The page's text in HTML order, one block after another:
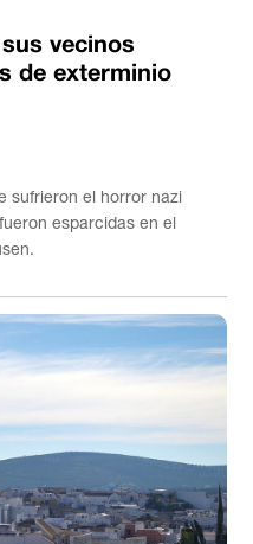
vecinos
de exterminio
sufrieron el horror nazi
esparcidas en el